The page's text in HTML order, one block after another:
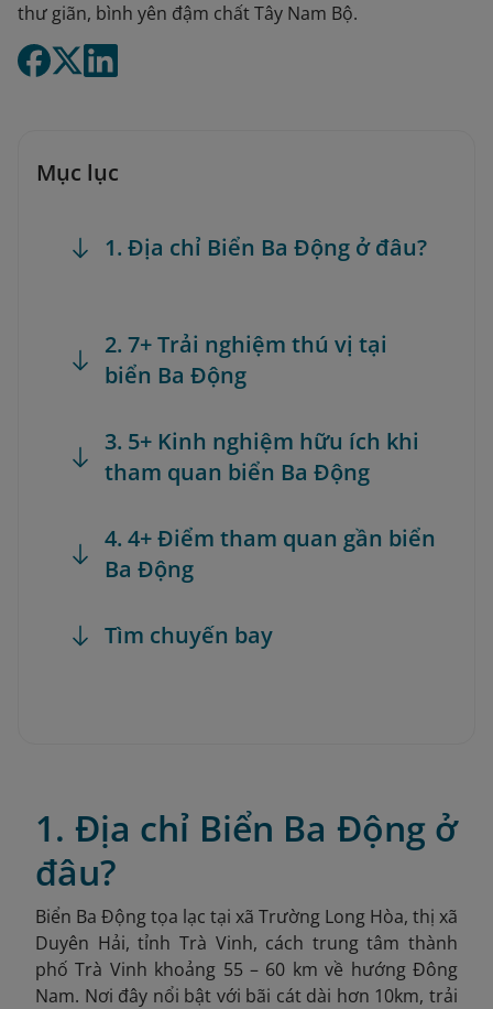
thư giãn, bình yên đậm chất Tây Nam Bộ.
Mục lục
1. Địa chỉ Biển Ba Động ở đâu?
2. 7+ Trải nghiệm thú vị tại
biển Ba Động
3. 5+ Kinh nghiệm hữu ích khi
tham quan biển Ba Động
4. 4+ Điểm tham quan gần biển
Ba Động
Tìm chuyến bay
1. Địa chỉ Biển Ba Động ở
đâu?
Biển Ba Động tọa lạc tại xã Trường Long Hòa, thị xã
Duyên Hải, tỉnh Trà Vinh, cách trung tâm thành
phố Trà Vinh khoảng 55 – 60 km về hướng Đông
Nam. Nơi đây nổi bật với bãi cát dài hơn 10km, trải